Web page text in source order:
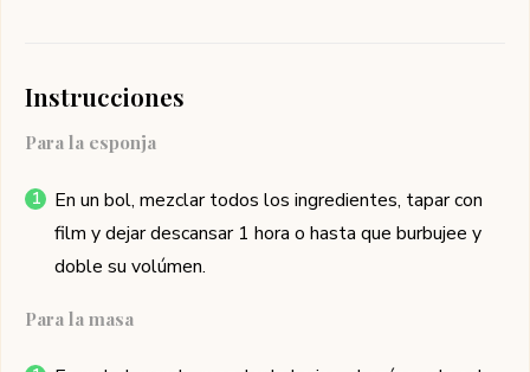
Instrucciones
Para la esponja
En un bol, mezclar todos los ingredientes, tapar con
film y dejar descansar 1 hora o hasta que burbujee y
doble su volúmen.
Para la masa